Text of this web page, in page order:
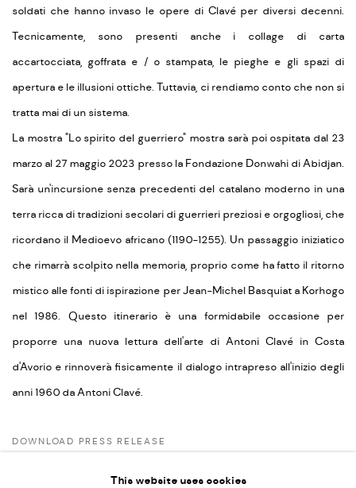
soldati che hanno invaso le opere di Clavé per diversi decenni.
Tecnicamente, sono presenti anche i collage di carta
accartocciata, goffrata e / o stampata, le pieghe e gli spazi di
apertura e le illusioni ottiche. Tuttavia, ci rendiamo conto che non si
tratta mai di un sistema.
La mostra "Lo spirito del guerriero" mostra sarà poi ospitata dal 23
marzo al 27 maggio 2023 presso la Fondazione Donwahi di Abidjan.
Sarà un'incursione senza precedenti del catalano moderno in una
terra ricca di tradizioni secolari di guerrieri preziosi e orgogliosi, che
ricordano il Medioevo africano (1190-1255). Un passaggio iniziatico
che rimarrà scolpito nella memoria, proprio come ha fatto il ritorno
mistico alle fonti di ispirazione per Jean-Michel Basquiat a Korhogo
nel 1986. Questo itinerario è una formidabile occasione per
proporre una nuova lettura dell'arte di Antoni Clavé in Costa
d'Avorio e rinnoverà fisicamente il dialogo intrapreso all'inizio degli
anni 1960 da Antoni Clavé.
DOWNLOAD PRESS RELEASE
This website uses cookies